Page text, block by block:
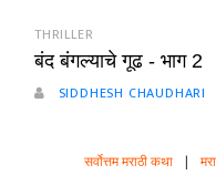
THRILLER
बंद बंगल्याचे गूढ - भाग 2
SIDDHESH CHAUDHARI
सर्वोत्तम मराठी कथा |